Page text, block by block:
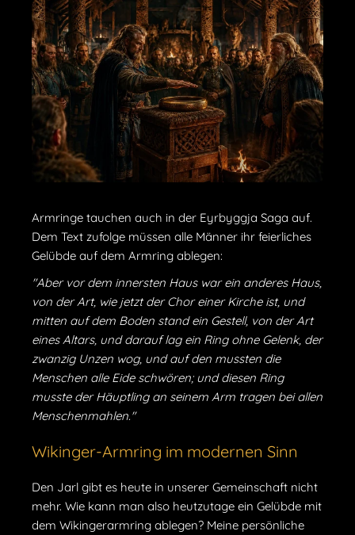
Armringe tauchen auch in der Eyrbyggja Saga auf.
Dem Text zufolge müssen alle Männer ihr feierliches
Gelübde auf dem Armring ablegen:
"Aber vor dem innersten Haus war ein anderes Haus,
von der Art, wie jetzt der Chor einer Kirche ist, und
mitten auf dem Boden stand ein Gestell, von der Art
eines Altars, und darauf lag ein Ring ohne Gelenk, der
zwanzig Unzen wog, und auf den mussten die
Menschen alle Eide schwören; und diesen Ring
musste der Häuptling an seinem Arm tragen bei allen
Menschenmahlen."
Wikinger-Armring im modernen Sinn
Den Jarl gibt es heute in unserer Gemeinschaft nicht
mehr. Wie kann man also heutzutage ein Gelübde mit
dem Wikingerarmring ablegen? Meine persönliche